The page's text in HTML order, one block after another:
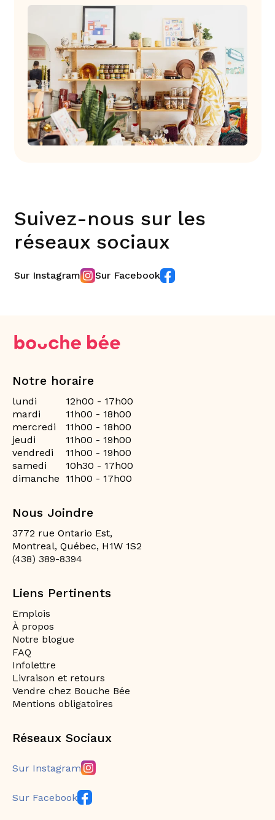
Suivez-nous sur les
réseaux sociaux
Sur Instagram Sur Facebook
Notre horaire
lundi
12h00 - 17h00
mardi
11h00 - 18h00
mercredi
11h00 - 18h00
jeudi
11h00 - 19h00
vendredi
11h00 - 19h00
samedi
10h30 - 17h00
dimanche
11h00 - 17h00
Nous Joindre
3772 rue Ontario Est,
Montreal, Québec, H1W 1S2
(438) 389-8394
Liens Pertinents
Emplois
À propos
Notre blogue
FAQ
Infolettre
Livraison et retours
Vendre chez Bouche Bée
Mentions obligatoires
Réseaux Sociaux
Sur Instagram
Sur Facebook